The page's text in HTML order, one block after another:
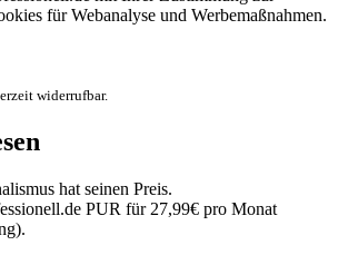
für Webanalyse und Werbemaßnahmen.
widerrufbar.
hat seinen Preis.
PUR für 27,99€ pro Monat